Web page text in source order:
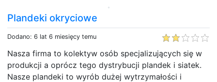
Plandeki okryciowe
Dodano: 6 lat 6 miesięcy temu
Nasza firma to kolektyw osób specjalizujących się w
produkcji a oprócz tego dystrybucji plandek i siatek.
Nasze plandeki to wyrób dużej wytrzymałości i